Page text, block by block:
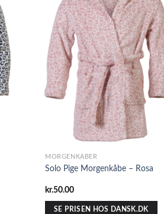
MORGENKÅBER
Solo Pige Morgenkåbe – Rosa
kr.50.00
SE PRISEN HOS DANSK.DK